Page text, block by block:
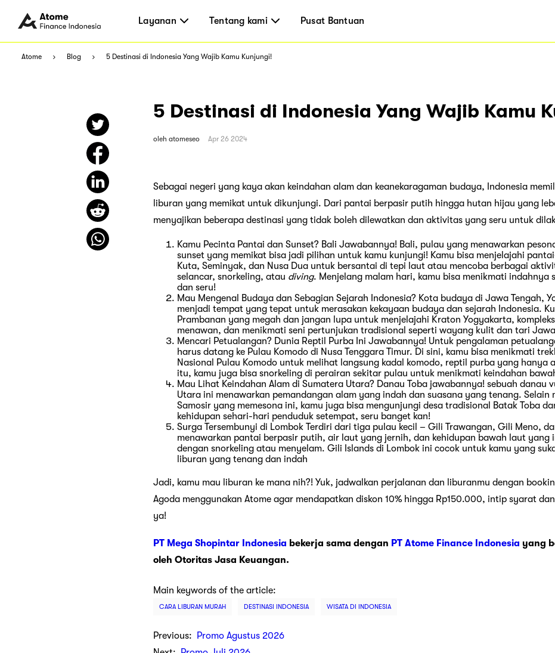
Layanan Tentang kami Pusat Bantuan
Atome Blog 5 Destinasi di Indonesia Yang Wajib Kamu Kunjungi!
5 Destinasi di Indonesia Yang Wajib Kamu
oleh atomeseo Apr 26 2024
Sebagai negeri yang kaya akan keindahan alam dan keanekaragaman budaya, Indonesia
liburan yang memikat untuk dikunjungi. Dari pantai berpasir putih hingga hutan hijau yang
menyajikan beberapa destinasi yang tidak boleh dilewatkan dan aktivitas yang seru untuk
Kamu Pecinta Pantai dan Sunset? Bali Jawabannya! Bali, pulau yang menawarkan
sunset yang memikat bisa jadi pilihan untuk kamu kunjungi! Kamu bisa menjelajahi
Kuta, Seminyak, dan Nusa Dua untuk bersantai di tepi laut atau mencoba berbagai
selancar, snorkeling, atau diving. Menjelang malam hari, kamu bisa menikmati indahnya
dan seru!
Mau Mengenal Budaya dan Sebagian Sejarah Indonesia? Kota budaya di Jawa Tengah,
menjadi tempat yang tepat untuk merasakan kekayaan budaya dan sejarah Indonesia.
Prambanan yang megah dan jangan lupa untuk menjelajahi Kraton Yogyakarta,
menawan, dan menikmati seni pertunjukan tradisional seperti wayang kulit dan tari
Mencari Petualangan? Dunia Reptil Purba Ini Jawabannya! Untuk pengalaman
harus datang ke Pulau Komodo di Nusa Tenggara Timur. Di sini, kamu bisa menikmati
Nasional Pulau Komodo untuk melihat langsung kadal komodo, reptil purba yang hanya
itu, kamu juga bisa snorkeling di perairan sekitar pulau untuk menikmati keindahan
Mau Lihat Keindahan Alam di Sumatera Utara? Danau Toba jawabannya! sebuah danau
Utara ini menawarkan pemandangan alam yang indah dan suasana yang tenang. Selain
Samosir yang memesona ini, kamu juga bisa mengunjungi desa tradisional Batak Toba
kehidupan sehari-hari penduduk setempat, seru banget kan!
Surga Tersembunyi di Lombok Terdiri dari tiga pulau kecil – Gili Trawangan, Gili Meno,
menawarkan pantai berpasir putih, air laut yang jernih, dan kehidupan bawah laut yang
dengan snorkeling atau menyelam. Gili Islands di Lombok ini cocok untuk kamu yang
liburan yang tenang dan indah
Jadi, kamu mau liburan ke mana nih?! Yuk, jadwalkan perjalanan dan liburanmu dengan
Agoda menggunakan Atome agar mendapatkan diskon 10% hingga Rp150.000, intip syarat
ya!
PT Mega Shopintar Indonesia bekerja sama dengan PT Atome Finance Indonesia yang
oleh Otoritas Jasa Keuangan.
Main keywords of the article:
CARA LIBURAN MURAH DESTINASI INDONESIA WISATA DI INDONESIA
Previous:
Promo Agustus 2026